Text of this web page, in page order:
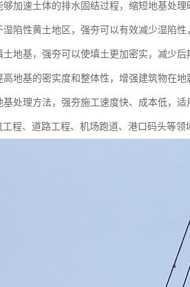
加速土体的排水固结过程，缩短地基处理
陷性黄土地区，强夯可以有效减少湿陷性
地基，强夯可以使填土更加密实，减少后
地基的密实度和整体性，增强建筑物在地
处理方法，强夯施工速度快、成本低，适
程、道路工程、机场跑道、港口码头等领